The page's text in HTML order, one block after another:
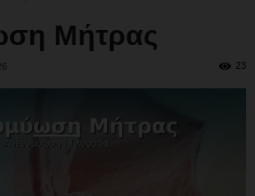
Μήτρας
23